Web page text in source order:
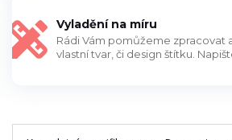
Vyladění na míru
Rádi Vám pomůžeme zpracovat
vlastní tvar, či design štítku.